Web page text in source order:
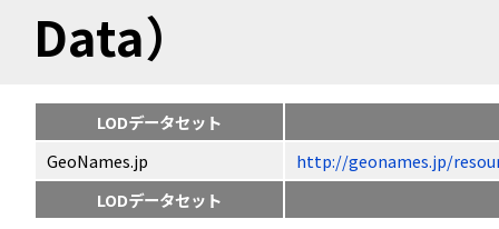
Data）
LODデータセット
GeoNames.jp
http://geonames.jp/
LODデータセット